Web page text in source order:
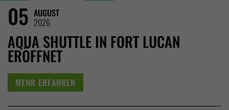
05 AUGUST
2026
AQUA SHUTTLE IN FORT LUCAN
ERÖFFNET
MEHR ERFAHREN